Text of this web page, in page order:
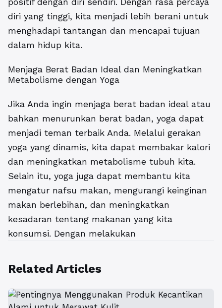
diri yang tinggi, kita menjadi lebih berani untuk
menghadapi tantangan dan mencapai tujuan
dalam hidup kita.
Menjaga Berat Badan Ideal dan Meningkatkan
Metabolisme dengan Yoga
Jika Anda ingin menjaga berat badan ideal atau
bahkan menurunkan berat badan, yoga dapat
menjadi teman terbaik Anda. Melalui gerakan
yoga yang dinamis, kita dapat membakar kalori
dan meningkatkan metabolisme tubuh kita.
Selain itu, yoga juga dapat membantu kita
mengatur nafsu makan, mengurangi keinginan
makan berlebihan, dan meningkatkan
kesadaran tentang makanan yang kita
konsumsi. Dengan melakukan
Related Articles